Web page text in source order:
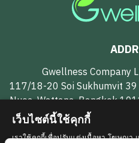
Gwellness Company
117/18-20 Soi Sukhumvit 39
Nuea, Wattana, Bangkok
เว็บไซต์นี้ใช้คุกกี้
เราใช้คุกกี้เพื่อปรับแต่งเนื้อหา โฆษณา